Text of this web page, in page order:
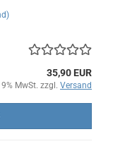
35,90 EUR
MwSt. zzgl. Versand